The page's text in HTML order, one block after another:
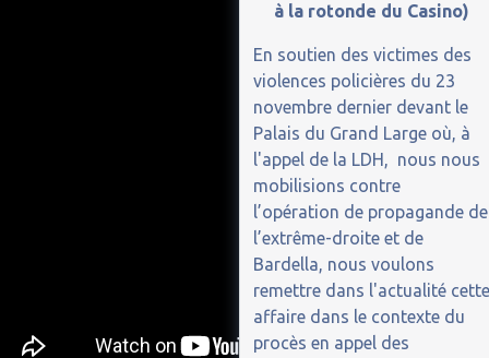
à la rotonde du Casino)
En soutien des victimes des
violences policières du 23
novembre dernier devant le
Palais du Grand Large où, à
l'appel de la LDH, nous nous
mobilisions contre
l’opération de propagande de
l’extrême-droite et de
Bardella, nous voulons
remettre dans l'actualité cette
affaire dans le contexte du
procès en appel des